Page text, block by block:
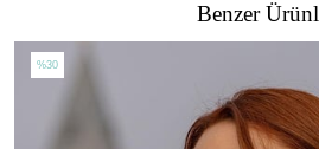
Benzer
%30